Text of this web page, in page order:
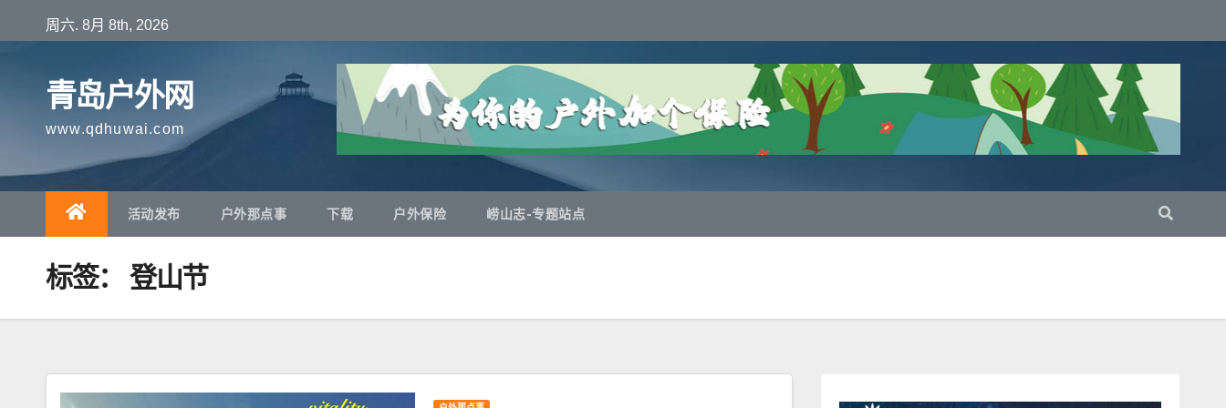
至
周六. 8月 8th, 2026
青岛户外网
www.qdhuwai.com
活动发布 户外那点事 下载 户外保险 崂山志-专题站点
标签： 登山节